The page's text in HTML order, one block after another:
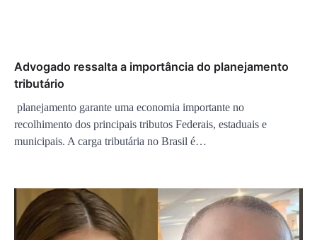
Advogado ressalta a importância do planejamento
tributário
planejamento garante uma economia importante no
recolhimento dos principais tributos Federais, estaduais e
municipais. A carga tributária no Brasil é…